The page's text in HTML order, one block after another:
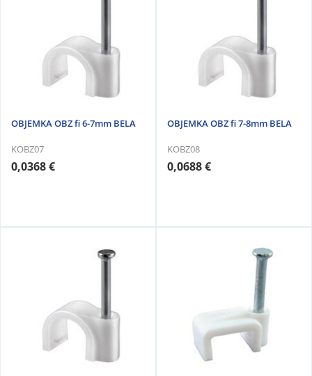
OBJEMKA OBZ fi 6-7mm BELA
KOBZ07
0,0368 €
OBJEMKA OBZ fi 7-8mm BELA
KOBZ08
0,0688 €